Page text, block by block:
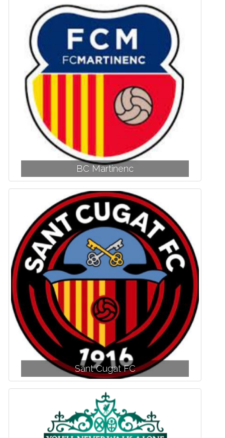
BC Martinenc
Sant Cugat FC